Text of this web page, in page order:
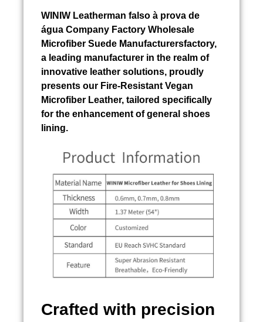
WINIW Leatherman falso à prova de
água Company Factory Wholesale
Microfiber Suede Manufacturersfactory,
a leading manufacturer in the realm of
innovative leather solutions, proudly
presents our Fire-Resistant Vegan
Microfiber Leather, tailored specifically
for the enhancement of general shoes
lining.
Crafted with precision